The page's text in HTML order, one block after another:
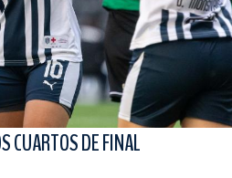
CUARTOS DE FINAL